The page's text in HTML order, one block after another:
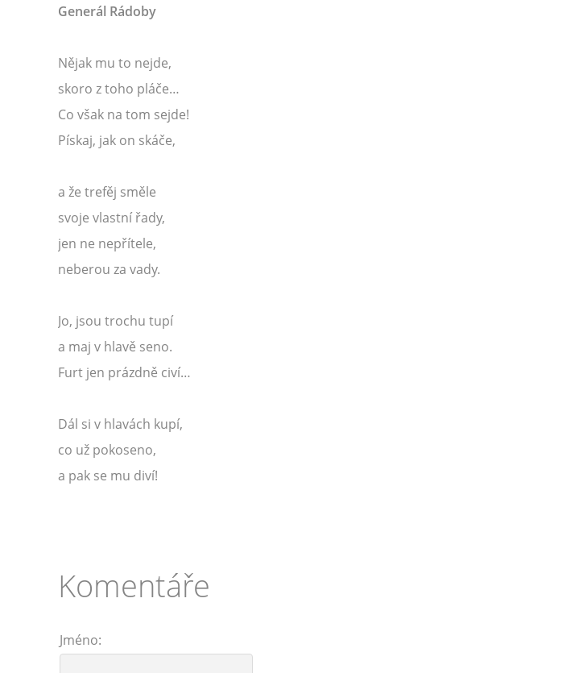
Generál Rádoby
Nějak mu to nejde,
skoro z toho pláče…
Co však na tom sejde!
Pískaj, jak on skáče,
a že trefěj směle
svoje vlastní řady,
jen ne nepřítele,
neberou za vady.
Jo, jsou trochu tupí
a maj v hlavě seno.
Furt jen prázdně civí…
Dál si v hlavách kupí,
co už pokoseno,
a pak se mu diví!
Komentáře
Jméno: